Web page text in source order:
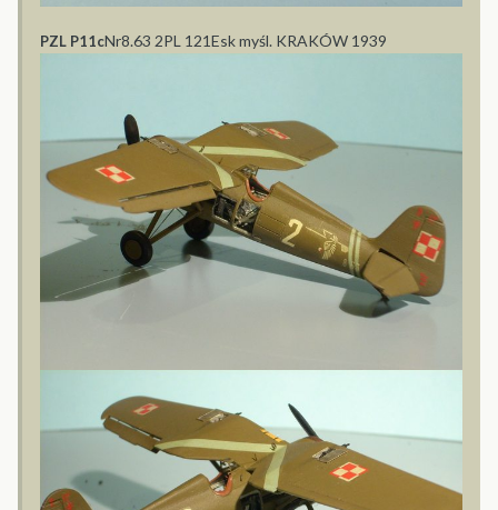
PZL P11cNr8.63 2PL 121Esk myśl. KRAKÓW 1939